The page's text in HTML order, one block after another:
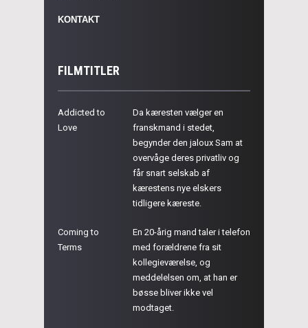
KONTAKT
FILMTITLER
Addicted to
Love
Da kæresten vælger en
franskmand i stedet,
begynder den jaloux Sam at
overvåge deres privatliv og
får snart selskab af
kærestens nye elskers
tidligere kæreste.
Coming to
Terms
En 20-årig mand taler i telefon
med forældrene fra sit
kollegieværelse, og
meddelelsen om, at han er
bøsse bliver ikke vel
modtaget.